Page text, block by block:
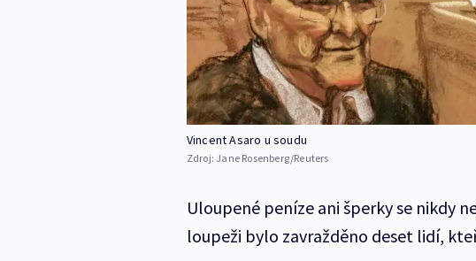
Vincent Asaro u soudu
Zdroj: Jane Rosenberg/Reuters
Uloupené peníze ani šperky se nikdy
loupeži bylo zavražděno deset lidí,